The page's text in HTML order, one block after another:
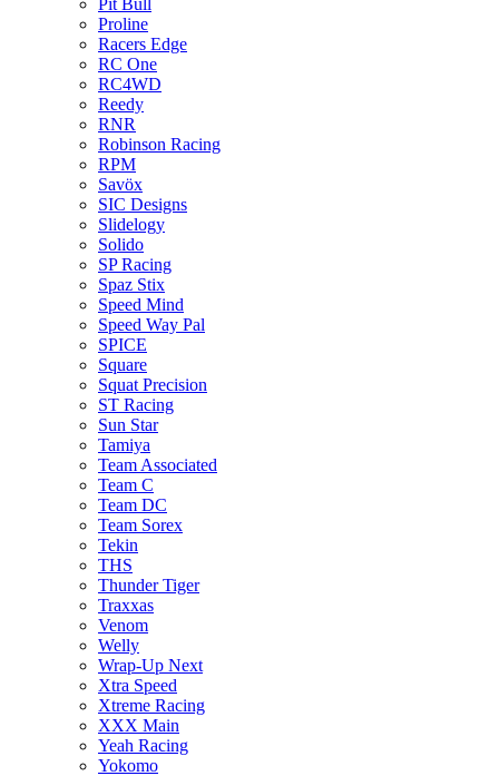
Proline
Racers Edge
RC One
RC4WD
Reedy
RNR
Robinson Racing
RPM
Savöx
SIC Designs
Slidelogy
Solido
SP Racing
Spaz Stix
Speed Mind
Speed Way Pal
SPICE
Square
Squat Precision
ST Racing
Sun Star
Tamiya
Team Associated
Team C
Team DC
Team Sorex
Tekin
THS
Thunder Tiger
Traxxas
Venom
Welly
Wrap-Up Next
Xtra Speed
Xtreme Racing
XXX Main
Yeah Racing
Yokomo